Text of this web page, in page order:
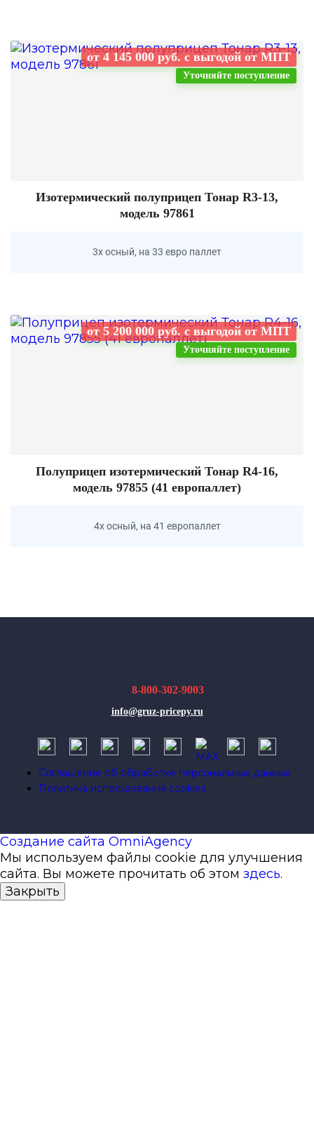
от 4 145 000 руб. с выгодой от МПТ
Уточняйте поступление
Изотермический полуприцеп Тонар R3-13,
модель 97861
3х осный, на 33 евро паллет
от 5 200 000 руб. с выгодой от МПТ
Уточняйте поступление
Полуприцеп изотермический Тонар R4-16,
модель 97855 (41 европаллет)
4х осный, на 41 европаллет
8-800-302-9003
info@gruz-pricepy.ru
Соглашение об обработке персональных данных
Политика использования cookies
Создание сайта OmniAgency
Мы используем файлы cookie для улучшения
сайта. Вы можете прочитать об этом здесь.
Закрыть